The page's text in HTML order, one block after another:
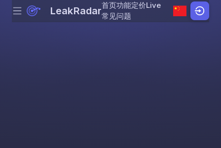
Skip to content
Menu LeakRadar首页功能定价Live
常见问题